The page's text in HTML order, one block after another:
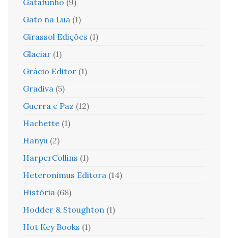
Gato na Lua (1)
Girassol Edições (1)
Glaciar (1)
Grácio Editor (1)
Gradiva (5)
Guerra e Paz (12)
Hachette (1)
Hanyu (2)
HarperCollins (1)
Heteronimus Editora (14)
História (68)
Hodder & Stoughton (1)
Hot Key Books (1)